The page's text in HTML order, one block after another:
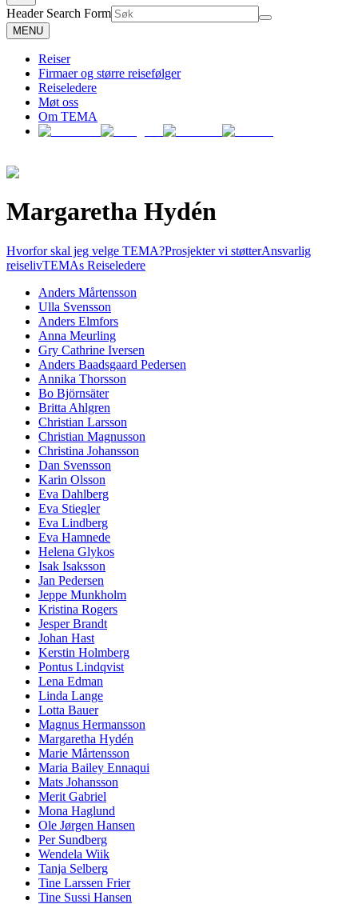
Header Search Form
MENU
Reiser
Firmaer og større reisefølger
Reiseledere
Møt oss
Om TEMA
Margaretha Hydén
Hvorfor skal jeg velge TEMA?Prosjekter vi støtterAnsvarlig
reiselivTEMAs Reiseledere
Anders Mårtensson
Ulla Svensson
Anders Elmfors
Anna Meurling
Gry Cathrine Iversen
Anders Baadsgaard Pedersen
Annika Thorsson
Bo Björnsäter
Britta Ahlgren
Christian Larsson
Christian Magnusson
Christina Johansson
Dan Svensson
Karin Olsson
Eva Dahlberg
Eva Stiegler
Eva Lindberg
Eva Hamnede
Helena Glykos
Isak Isaksson
Jan Pedersen
Jeppe Munkholm
Kristina Rogers
Jesper Brandt
Johan Hast
Kerstin Holmberg
Pontus Lindqvist
Lena Edman
Linda Lange
Lotta Bauer
Magnus Hermansson
Margaretha Hydén
Marie Mårtensson
Maria Bailey Ennaqui
Mats Johansson
Merit Gabriel
Mona Haglund
Ole Jørgen Hansen
Per Sundberg
Wendela Wiik
Tanja Selberg
Tine Larssen Frier
Tine Sussi Hansen